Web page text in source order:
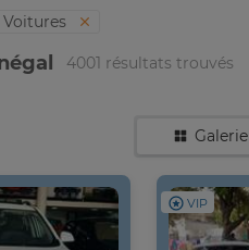
Voitures
4001 résultats trouvés
Galerie
VIP